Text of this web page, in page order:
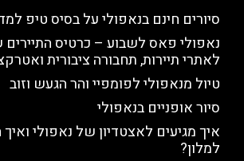
סיורים חינם בנאפולי על בסיס טיפ
נאפולי פאס לשבוע – כרטיס התיירים
לאתרי תיירות, תחבורה ציבורית
טיול מנאפולי לפומפיי והר הגעש וזוב
סיור אופניים בנאפולי
איך מגיעים לאצטדיון של נאפולי ואיך
למלון?